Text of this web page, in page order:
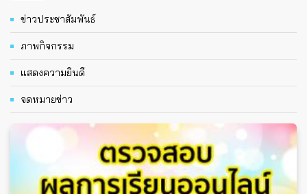
ข่าวประชาสัมพันธ์
ภาพกิจกรรม
แสดงความยินดี
จดหมายข่าว